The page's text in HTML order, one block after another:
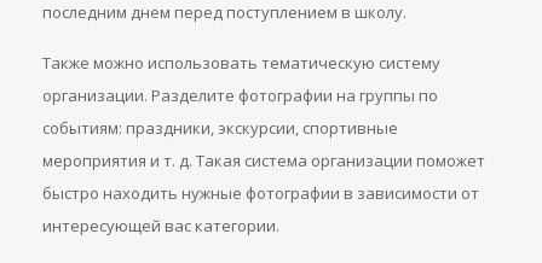
последним днем перед поступлением в школу.
Также можно использовать тематическую систему
организации. Разделите фотографии на группы по
событиям: праздники, экскурсии, спортивные
мероприятия и т. д. Такая система организации поможет
быстро находить нужные фотографии в зависимости от
интересующей вас категории.